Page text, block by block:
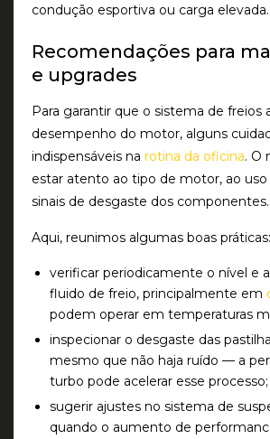
condução esportiva ou carga elevada.
Recomendações para
e upgrades
Para garantir que o sistema de freios
desempenho do motor, alguns
indispensáveis na rotina da oficina. O
estar atento ao tipo de motor, ao
sinais de desgaste dos componentes.
Aqui, reunimos algumas boas práticas:
verificar periodicamente o nível e
fluido de freio, principalmente em
podem operar em temperaturas
inspecionar o desgaste das
mesmo que não haja ruído — a
turbo pode acelerar esse processo;
sugerir ajustes no sistema de
quando o aumento de